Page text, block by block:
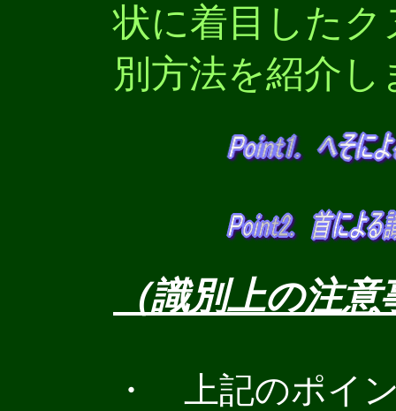
状に着目した
別方法を紹介し
（識別上の注
・ 上記のポイ